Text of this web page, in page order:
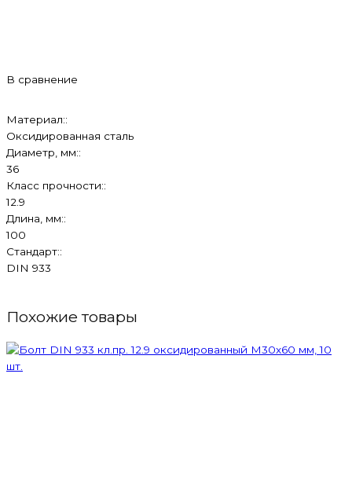
В сравнение
Материал::
Оксидированная сталь
Диаметр, мм::
36
Класс прочности::
12.9
Длина, мм::
100
Стандарт::
DIN 933
Похожие товары